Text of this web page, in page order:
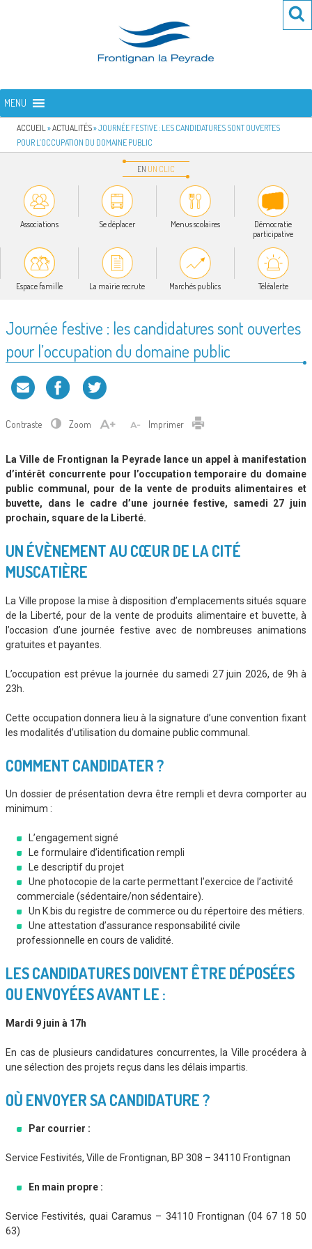
FRONTIGNAN LA PEYRADE
MENU
ACCUEIL »ACTUALITÉS»JOURNÉE FESTIVE : LES CANDIDATURES SONT OUVERTES
POUR L’OCCUPATION DU DOMAINE PUBLIC
EN UN CLIC
Associations Se déplacer Menus scolaires
Démocratie
participative
Espace famille La mairie recrute Marchés publics Téléalerte
Journée festive : les candidatures sont ouvertes
pour l’occupation du domaine public
Contraste Zoom Imprimer
La Ville de Frontignan la Peyrade lance un appel à manifestation
d’intérêt concurrente pour l’occupation temporaire du domaine
public communal, pour de la vente de produits alimentaires et
buvette, dans le cadre d’une journée festive, samedi 27 juin
prochain, square de la Liberté.
UN ÉVÈNEMENT AU CŒUR DE LA CITÉ
MUSCATIÈRE
La Ville propose la mise à disposition d’emplacements situés square
de la Liberté, pour de la vente de produits alimentaire et buvette, à
l’occasion d’une journée festive avec de nombreuses animations
gratuites et payantes.
L’occupation est prévue la journée du samedi 27 juin 2026, de 9h à
23h.
Cette occupation donnera lieu à la signature d’une convention fixant
les modalités d’utilisation du domaine public communal.
COMMENT CANDIDATER ?
Un dossier de présentation devra être rempli et devra comporter au
minimum :
L’engagement signé
Le formulaire d’identification rempli
Le descriptif du projet
Une photocopie de la carte permettant l’exercice de l’activité
commerciale (sédentaire/non sédentaire).
Un K.bis du registre de commerce ou du répertoire des métiers.
Une attestation d’assurance responsabilité civile
professionnelle en cours de validité.
LES CANDIDATURES DOIVENT ÊTRE DÉPOSÉES
OU ENVOYÉES AVANT LE :
Mardi 9 juin à 17h
En cas de plusieurs candidatures concurrentes, la Ville procédera à
une sélection des projets reçus dans les délais impartis.
OÙ ENVOYER SA CANDIDATURE ?
Par courrier :
Service Festivités, Ville de Frontignan, BP 308 – 34110 Frontignan
En main propre :
Service Festivités, quai Caramus – 34110 Frontignan (04 67 18 50
63)